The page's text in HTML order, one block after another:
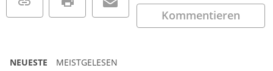
Kommentieren
NEUESTE MEISTGELESEN